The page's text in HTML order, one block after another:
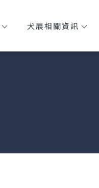
犬展相關資訊